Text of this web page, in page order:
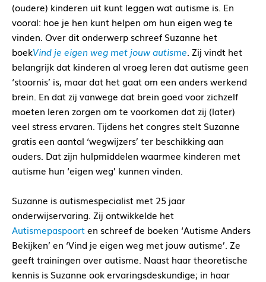
(oudere) kinderen uit kunt leggen wat autisme is. En
vooral: hoe je hen kunt helpen om hun eigen weg te
vinden. Over dit onderwerp schreef Suzanne het
boekVind je eigen weg met jouw autisme. Zij vindt het
belangrijk dat kinderen al vroeg leren dat autisme geen
‘stoornis’ is, maar dat het gaat om een anders werkend
brein. En dat zij vanwege dat brein goed voor zichzelf
moeten leren zorgen om te voorkomen dat zij (later)
veel stress ervaren. Tijdens het congres stelt Suzanne
gratis een aantal ‘wegwijzers’ ter beschikking aan
ouders. Dat zijn hulpmiddelen waarmee kinderen met
autisme hun ‘eigen weg’ kunnen vinden.
Suzanne is autismespecialist met 25 jaar
onderwijservaring. Zij ontwikkelde het
Autismepaspoorten schreef de boeken ‘Autisme Anders
Bekijken’ en ‘Vind je eigen weg met jouw autisme’. Ze
geeft trainingen over autisme. Naast haar theoretische
kennis is Suzanne ook ervaringsdeskundige; in haar